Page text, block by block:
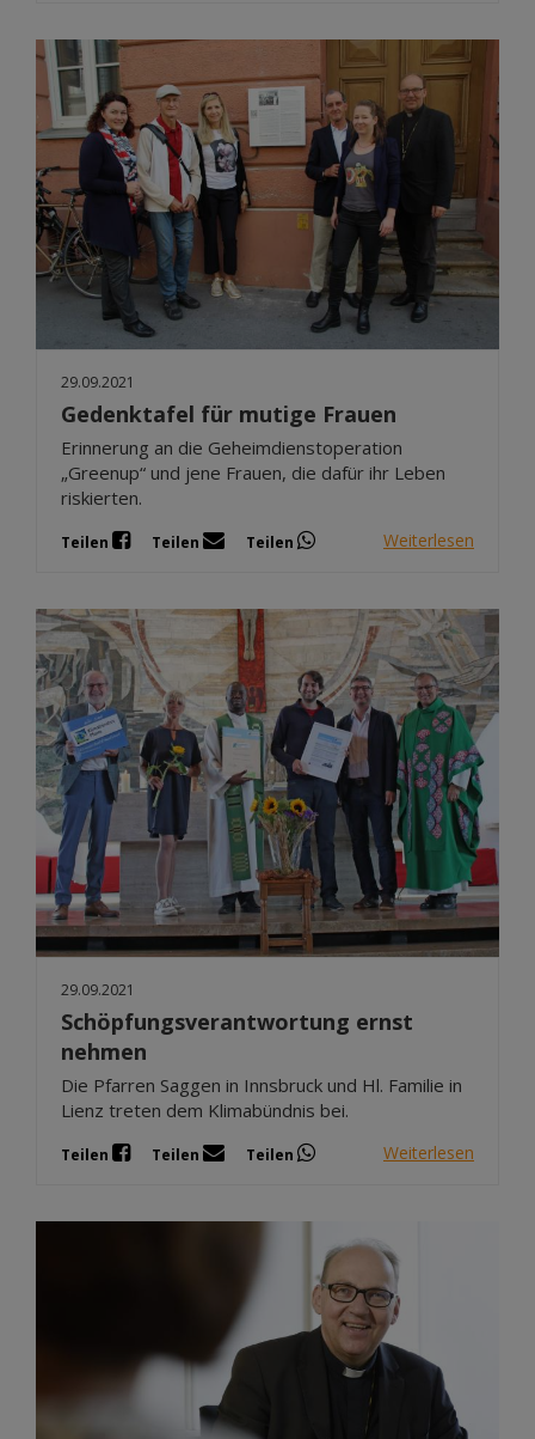
29.09.2021
Gedenktafel für mutige Frauen
Erinnerung an die Geheimdienstoperation
„Greenup“ und jene Frauen, die dafür ihr Leben
riskierten.
Teilen Teilen Teilen Weiterlesen
29.09.2021
Schöpfungsverantwortung ernst
nehmen
Die Pfarren Saggen in Innsbruck und Hl. Familie in
Lienz treten dem Klimabündnis bei.
Teilen Teilen Teilen Weiterlesen